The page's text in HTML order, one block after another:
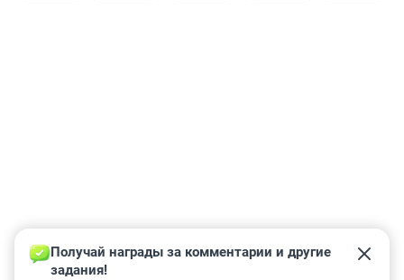
Получай награды за комментарии и другие
задания!